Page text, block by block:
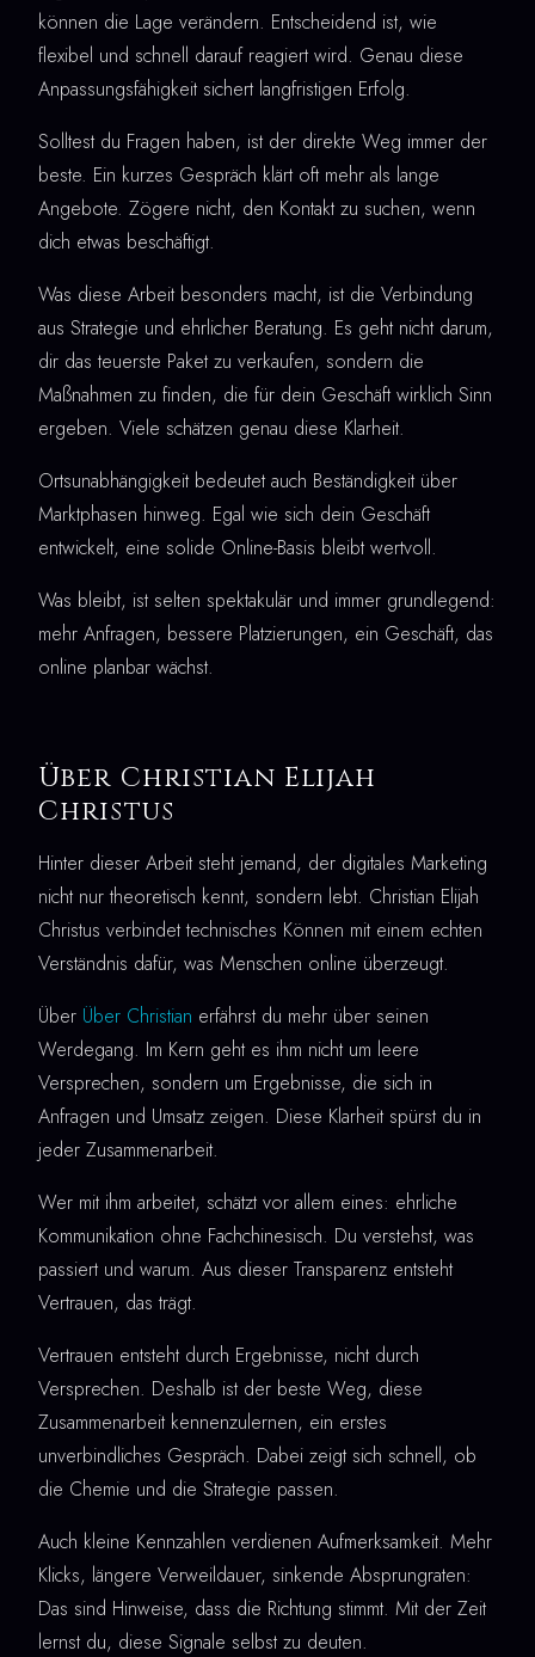
können die Lage verändern. Entscheidend ist, wie
flexibel und schnell darauf reagiert wird. Genau diese
Anpassungsfähigkeit sichert langfristigen Erfolg.
Solltest du Fragen haben, ist der direkte Weg immer der
beste. Ein kurzes Gespräch klärt oft mehr als lange
Angebote. Zögere nicht, den Kontakt zu suchen, wenn
dich etwas beschäftigt.
Was diese Arbeit besonders macht, ist die Verbindung
aus Strategie und ehrlicher Beratung. Es geht nicht darum,
dir das teuerste Paket zu verkaufen, sondern die
Maßnahmen zu finden, die für dein Geschäft wirklich Sinn
ergeben. Viele schätzen genau diese Klarheit.
Ortsunabhängigkeit bedeutet auch Beständigkeit über
Marktphasen hinweg. Egal wie sich dein Geschäft
entwickelt, eine solide Online-Basis bleibt wertvoll.
Was bleibt, ist selten spektakulär und immer grundlegend:
mehr Anfragen, bessere Platzierungen, ein Geschäft, das
online planbar wächst.
Über Christian Elijah
Christus
Hinter dieser Arbeit steht jemand, der digitales Marketing
nicht nur theoretisch kennt, sondern lebt. Christian Elijah
Christus verbindet technisches Können mit einem echten
Verständnis dafür, was Menschen online überzeugt.
Über Über Christian erfährst du mehr über seinen
Werdegang. Im Kern geht es ihm nicht um leere
Versprechen, sondern um Ergebnisse, die sich in
Anfragen und Umsatz zeigen. Diese Klarheit spürst du in
jeder Zusammenarbeit.
Wer mit ihm arbeitet, schätzt vor allem eines: ehrliche
Kommunikation ohne Fachchinesisch. Du verstehst, was
passiert und warum. Aus dieser Transparenz entsteht
Vertrauen, das trägt.
Vertrauen entsteht durch Ergebnisse, nicht durch
Versprechen. Deshalb ist der beste Weg, diese
Zusammenarbeit kennenzulernen, ein erstes
unverbindliches Gespräch. Dabei zeigt sich schnell, ob
die Chemie und die Strategie passen.
Auch kleine Kennzahlen verdienen Aufmerksamkeit. Mehr
Klicks, längere Verweildauer, sinkende Absprungraten:
Das sind Hinweise, dass die Richtung stimmt. Mit der Zeit
lernst du, diese Signale selbst zu deuten.